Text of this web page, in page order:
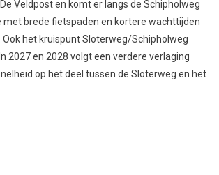
Veldpost en komt er langs de Schipholweg
brede fietspaden en kortere wachttijden
Ook het kruispunt Sloterweg/Schipholweg
2027 en 2028 volgt een verdere verlaging
op het deel tussen de Sloterweg en het